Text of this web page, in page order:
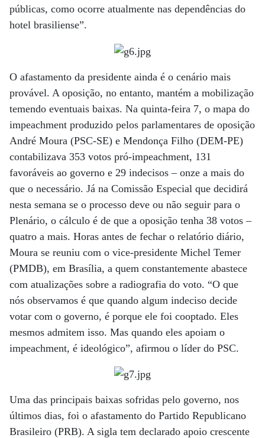
públicas, como ocorre atualmente nas dependências do
hotel brasiliense”.
O afastamento da presidente ainda é o cenário mais
provável. A oposição, no entanto, mantém a mobilização
temendo eventuais baixas. Na quinta-feira 7, o mapa do
impeachment produzido pelos parlamentares de oposição
André Moura (PSC-SE) e Mendonça Filho (DEM-PE)
contabilizava 353 votos pró-impeachment, 131
favoráveis ao governo e 29 indecisos – onze a mais do
que o necessário. Já na Comissão Especial que decidirá
nesta semana se o processo deve ou não seguir para o
Plenário, o cálculo é de que a oposição tenha 38 votos –
quatro a mais. Horas antes de fechar o relatório diário,
Moura se reuniu com o vice-presidente Michel Temer
(PMDB), em Brasília, a quem constantemente abastece
com atualizações sobre a radiografia do voto. “O que
nós observamos é que quando algum indeciso decide
votar com o governo, é porque ele foi cooptado. Eles
mesmos admitem isso. Mas quando eles apoiam o
impeachment, é ideológico”, afirmou o líder do PSC.
Uma das principais baixas sofridas pelo governo, nos
últimos dias, foi o afastamento do Partido Republicano
Brasileiro (PRB). A sigla tem declarado apoio crescente